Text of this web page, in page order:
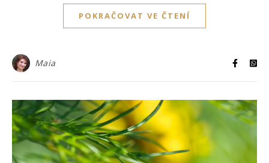
POKRAČOVAT VE ČTENÍ
Maia